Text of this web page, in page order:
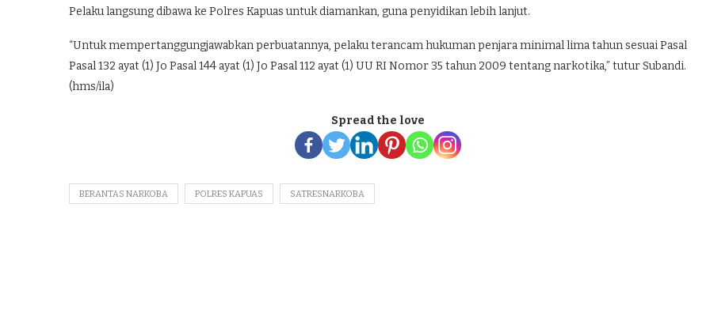
Pelaku langsung dibawa ke Polres Kapuas untuk diamankan, guna penyidikan lebih lanjut.
“Untuk mempertanggungjawabkan perbuatannya, pelaku terancam hukuman penjara minimal lima tahun sesuai Pasal
Pasal 132 ayat (1) Jo Pasal 144 ayat (1) Jo Pasal 112 ayat (1) UU RI Nomor 35 tahun 2009 tentang narkotika,” tutur Subandi.
(hms/ila)
Spread the love
BERANTAS NARKOBA POLRES KAPUAS SATRESNARKOBA